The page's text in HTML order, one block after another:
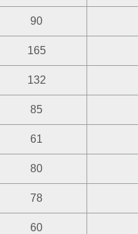
90
165
132
85
61
80
78
60